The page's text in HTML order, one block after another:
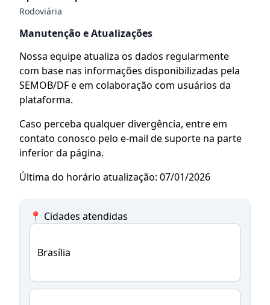
Rodoviária
Manutenção e Atualizações
Nossa equipe atualiza os dados regularmente
com base nas informações disponibilizadas pela
SEMOB/DF e em colaboração com usuários da
plataforma.
Caso perceba qualquer divergência, entre em
contato conosco pelo e-mail de suporte na parte
inferior da página.
Última do horário atualização: 07/01/2026
📍 Cidades atendidas
Brasília